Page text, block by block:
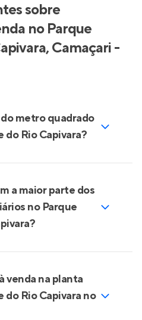
sobre
no Parque
Camaçari -
metro quadrado
do Rio Capivara?
a maior parte dos
no Parque
venda na planta
do Rio Capivara no